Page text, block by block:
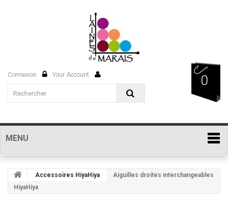
0
Connexion Your Account
MENU
Accessoires HiyaHiya
Aiguilles droites interchangeables
HiyaHiya